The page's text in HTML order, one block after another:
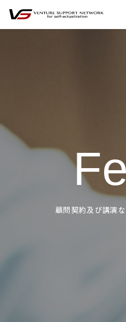
顧問契約及び講演